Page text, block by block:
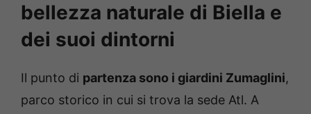
bellezza naturale di Biella e
dei suoi dintorni
Il punto di partenza sono i giardini Zumaglini,
parco storico in cui si trova la sede Atl. A